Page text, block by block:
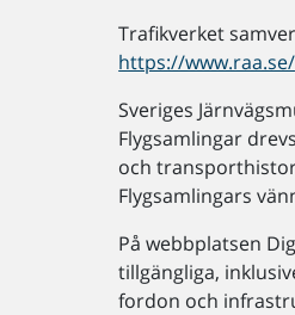
Trafikverket
https://www.raa.se/
Sveriges
Flygsamlingar
och
Flygsamlingars
På webbplatsen
tillgängliga,
fordon och